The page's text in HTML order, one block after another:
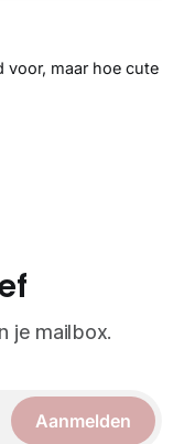
voor, maar hoe cute
je mailbox.
Aanmelden